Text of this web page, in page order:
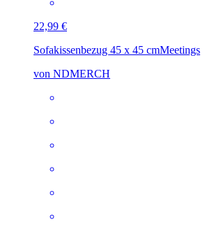
22,99 €
Sofakissenbezug 45 x 45 cmMeetings
von NDMERCH